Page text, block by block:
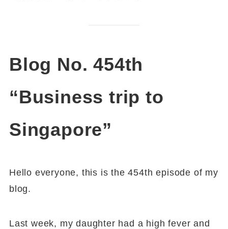
Blog No. 454th
“Business trip to
Singapore”
Hello everyone, this is the 454th episode of my
blog.
Last week, my daughter had a high fever and